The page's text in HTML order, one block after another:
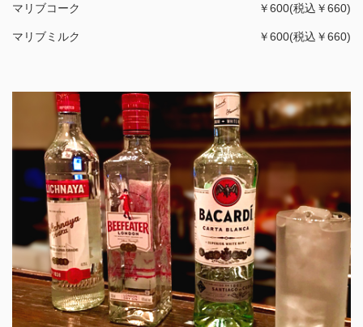
マリブコーク ￥600(税込￥660)
マリブミルク ￥600(税込￥660)